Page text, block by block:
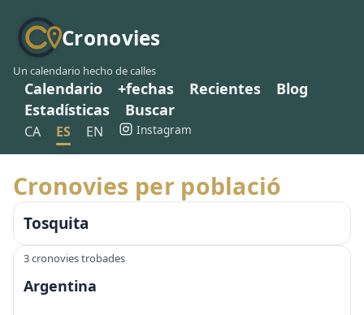
Cronovies
Un calendario hecho de calles
Calendario +fechas Recientes
Blog
Estadísticas
Buscar
CA ES EN Instagram
Cronovies per població
Tosquita
3 cronovies trobades
Argentina